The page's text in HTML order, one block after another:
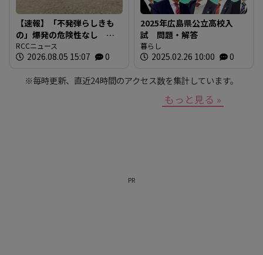
【速報】「不発弾らしきも
の」爆発の危険性なし シ
ロアリ駆除中の床下から約
30cmの円錐形 警察と自衛
島・安芸区
RCCニュース
2026.08.05 15:07 0
2025年広島県公立高校入
試 問題・解答
暮らし
2025.02.26 10:00 0
※毎時更新、直近24時間のアクセス数を集計しています。
もっと見る »
PR